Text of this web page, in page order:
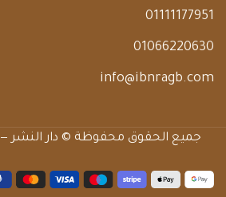
01111177951
01066220630
info@ibnragb.com
جميع الحقوق محفوظة © دار النشر — 2026… تصميم بواسطة